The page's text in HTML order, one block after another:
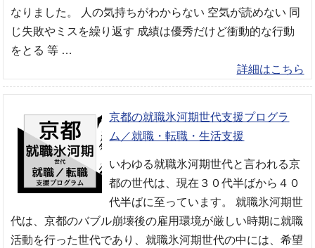
なりました。 人の気持ちがわからない 空気が読めない 同
じ失敗やミスを繰り返す 成績は優秀だけど衝動的な行動
をとる 等 …
詳細はこちら
京都の就職氷河期世代支援プログラ
ム／就職・転職・生活支援
いわゆる就職氷河期世代と言われる京
都の世代は、現在３０代半ばから４０
代半ばに至っています。 就職氷河期世
代は、京都のバブル崩壊後の雇用環境が厳しい時期に就職
活動を行った世代であり、就職氷河期世代の中には、希望